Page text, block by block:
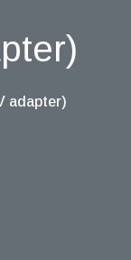
adapter)